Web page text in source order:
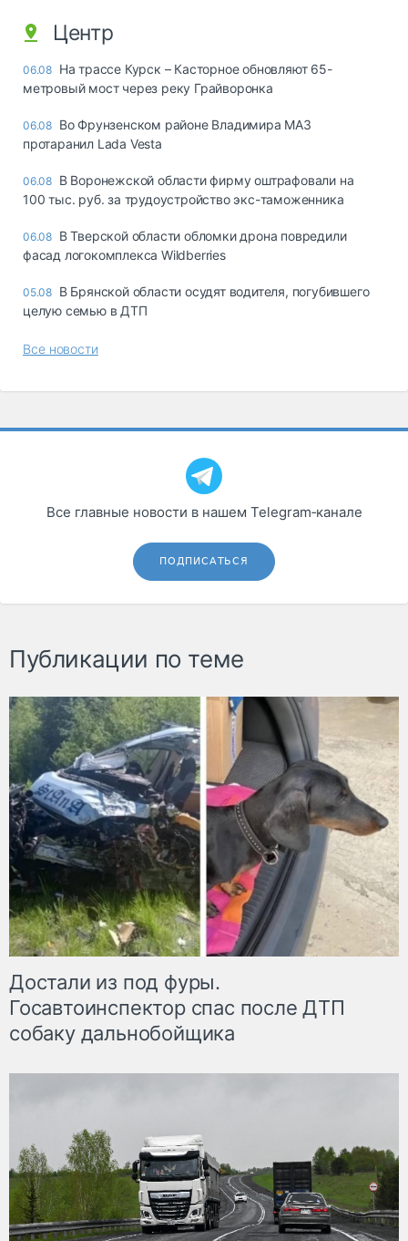
Центр
06.08 На трассе Курск – Касторное обновляют 65-
метровый мост через реку Грайворонка
06.08 Во Фрунзенском районе Владимира МАЗ
протаранил Lada Vesta
06.08 В Воронежской области фирму оштрафовали на
100 тыс. руб. за трудоустройство экс-таможенника
06.08 В Тверской области обломки дрона повредили
фасад логокомплекса Wildberries
05.08 В Брянской области осудят водителя, погубившего
целую семью в ДТП
Все новости
Все главные новости в нашем Telegram‑канале
ПОДПИСАТЬСЯ
Публикации по теме
Достали из под фуры.
Госавтоинспектор спас после ДТП
собаку дальнобойщика